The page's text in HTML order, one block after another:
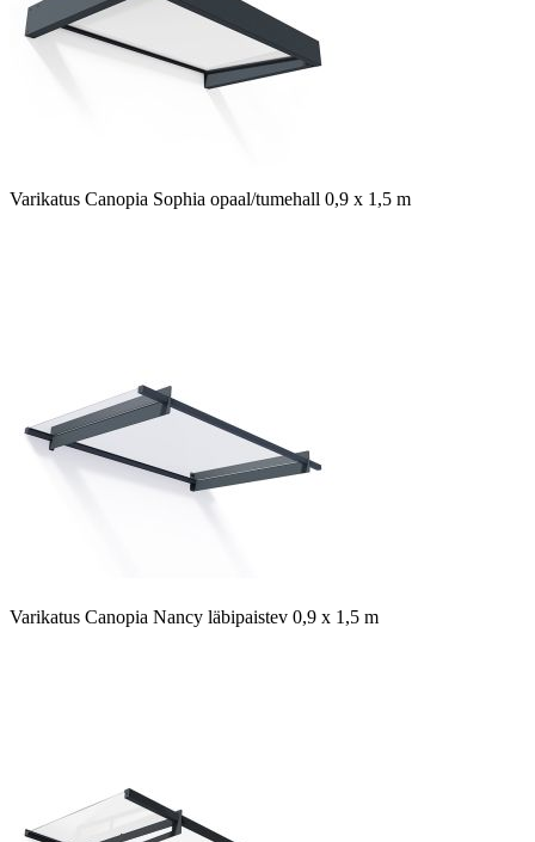
Varikatus Canopia Sophia opaal/tumehall 0,9 x 1,5 m
Varikatus Canopia Nancy läbipaistev 0,9 x 1,5 m